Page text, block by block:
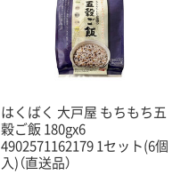
はくばく 大戸屋 もちもち五
穀ご飯 180gx6
4902571162179 1セット(6個
入)（直送品）